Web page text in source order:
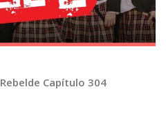
Rebelde Capítulo 304